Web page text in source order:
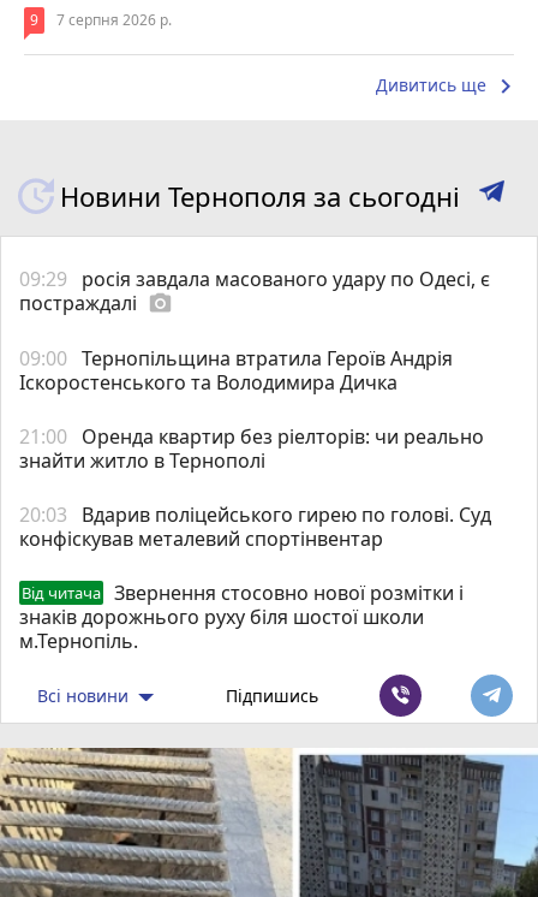
9 7 серпня 2026 р.
Дивитись ще keyboard_arrow_right
Новини Тернополя за сьогодні
09:29
росія завдала масованого удару по Одесі, є
постраждалі photo_camera
09:00 Тернопільщина втратила Героїв Андрія
Іскоростенського та Володимира Дичка
21:00 Оренда квартир без ріелторів: чи реально
знайти житло в Тернополі
20:03
Вдарив поліцейського гирею по голові. Суд
конфіскував металевий спортінвентар
Від читача
Звернення стосовно нової розмітки і
знаків дорожнього руху біля шостої школи
м.Тернопіль.
Всі новини Підпишись